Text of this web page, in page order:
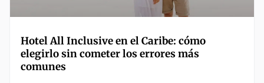
Hotel All Inclusive en el Caribe: cómo
elegirlo sin cometer los errores más
comunes